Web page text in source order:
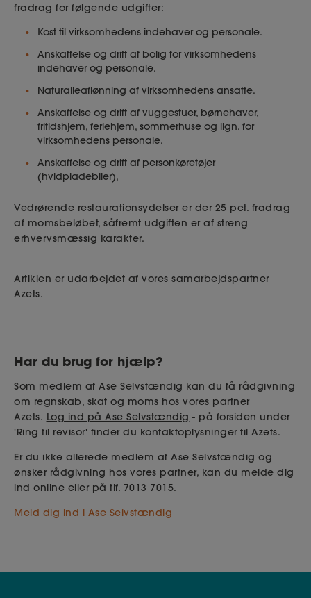
fradrag for følgende udgifter:
Kost til virksomhedens indehaver og personale.
Anskaffelse og drift af bolig for virksomhedens
indehaver og personale.
Naturalieaflønning af virksomhedens ansatte.
Anskaffelse og drift af vuggestuer, børnehaver,
fritidshjem, feriehjem, sommerhuse og lign. for
virksomhedens personale.
Anskaffelse og drift af personkøretøjer
(hvidpladebiler),
Vedrørende restaurationsydelser er der 25 pct. fradrag
af momsbeløbet, såfremt udgiften er af streng
erhvervsmæssig karakter.
Artiklen er udarbejdet af vores samarbejdspartner
Azets.
Har du brug for hjælp?
Som medlem af Ase Selvstændig kan du få rådgivning
om regnskab, skat og moms hos vores partner
Azets. Log ind på Ase Selvstændig - på forsiden under
'Ring til revisor' finder du kontaktoplysninger til Azets.
Er du ikke allerede medlem af Ase Selvstændig og
ønsker rådgivning hos vores partner, kan du melde dig
ind online eller på tlf. 7013 7015.
Meld dig ind i Ase Selvstændig